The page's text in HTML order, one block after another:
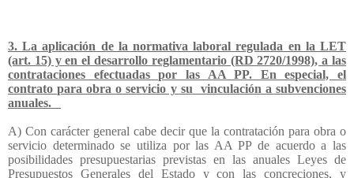
3. La aplicación de la normativa laboral regulada en la LET
(art. 15) y en el desarrollo reglamentario (RD 2720/1998), a las
contrataciones efectuadas por las AA PP. En especial, el
contrato para obra o servicio y su
vinculación a subvenciones
anuales.
A) Con carácter general cabe decir que la contratación para obra o
servicio determinado se utiliza por las AA PP de acuerdo a las
posibilidades presupuestarias previstas en las anuales Leyes de
Presupuestos Generales del Estado y con las concreciones, y